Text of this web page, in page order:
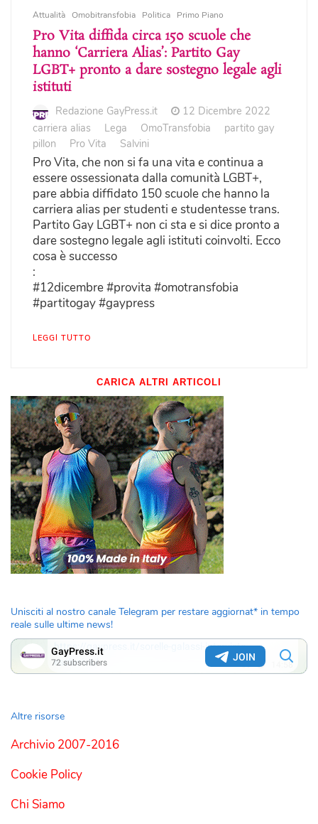
Attualità Omobitransfobia Politica Primo Piano
Pro Vita diffida circa 150 scuole che
hanno ‘Carriera Alias’: Partito Gay
LGBT+ pronto a dare sostegno legale agli
istituti
Redazione GayPress.it
12 Dicembre 2022
carriera alias
Lega OmoTransfobia
partito gay
pillon
Pro Vita Salvini
Pro Vita, che non si fa una vita e continua a
essere ossessionata dalla comunità LGBT+,
pare abbia diffidato 150 scuole che hanno la
carriera alias per studenti e studentesse trans.
Partito Gay LGBT+ non ci sta e si dice pronto a
dare sostegno legale agli istituti coinvolti. Ecco
cosa è successo
:
#12dicembre #provita #omotransfobia
#partitogay #gaypress
LEGGI TUTTO
CARICA ALTRI ARTICOLI
Unisciti al nostro canale Telegram per restare aggiornat* in tempo
reale sulle ultime news!
Altre risorse
Archivio 2007-2016
Cookie Policy
Chi Siamo